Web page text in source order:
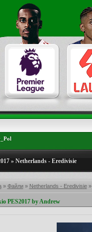
» Netherlands - Eredivisie
» Файли» Netherlands - Eredivisie»
PES2017 by Andrew